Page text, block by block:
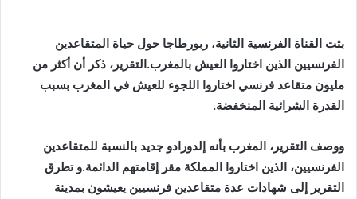
بثت القناة الفرنسية الثانية، ربورطاجا حول حياة المتقاعدين
الفرنسيين الذين اختاروا العيش بالمغرب.التقرير، ذكر أن أكثر من
مليون متقاعد فرنسي اختاروا اللجوء للعيش في المغرب بسبب
القدرة الشرائية المنخفضة.
ووصف التقرير، المغرب بأنه إلدورادو جديد بالنسبة للمتقاعدين
الفرنسيين، الذين اختاروا المملكة مقر إقامتهم الدائمة.و تطرق
التقرير إلى شهادات عدة متقاعدين فرنسيين يعيشون بمدينة